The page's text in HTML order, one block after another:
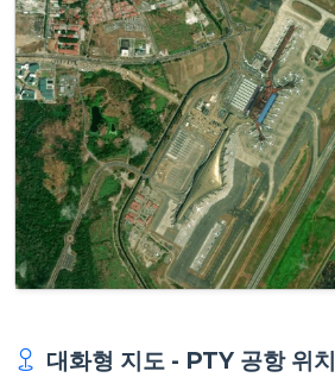
대화형 지도 - PTY 공항 위치